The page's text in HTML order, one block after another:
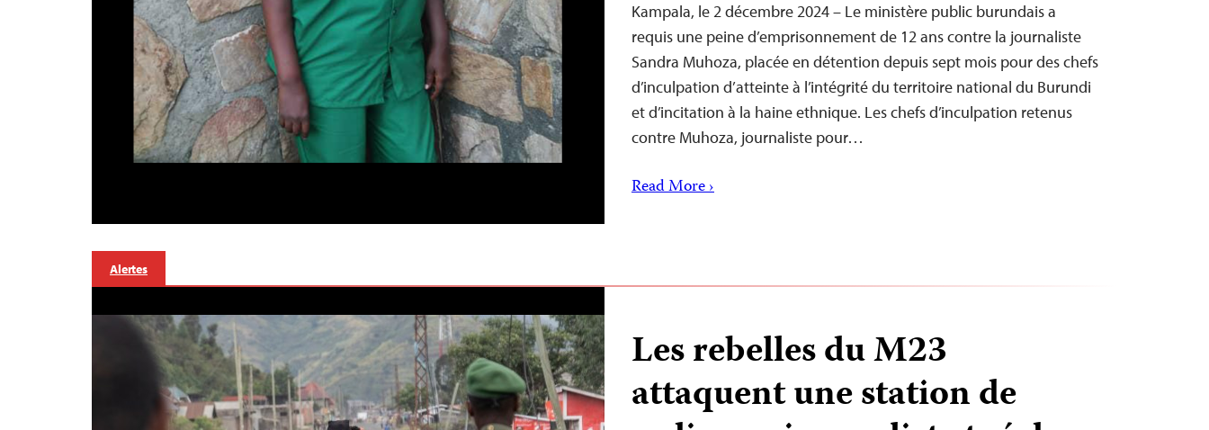
Kampala, le 2 décembre 2024 – Le ministère public burundais a
requis une peine d’emprisonnement de 12 ans contre la journaliste
Sandra Muhoza, placée en détention depuis sept mois pour des chefs
d’inculpation d’atteinte à l’intégrité du territoire national du Burundi
et d’incitation à la haine ethnique. Les chefs d’inculpation retenus
contre Muhoza, journaliste pour…
Read More ›
Alertes
Les rebelles du M23
attaquent une station de